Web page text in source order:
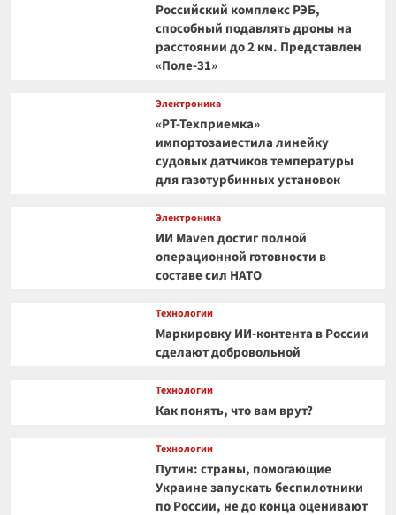
Российский комплекс РЭБ,
способный подавлять дроны на
расстоянии до 2 км. Представлен
«Поле-31»
Электроника
«РТ-Техприемка»
импортозаместила линейку
судовых датчиков температуры
для газотурбинных установок
Электроника
ИИ Maven достиг полной
операционной готовности в
составе сил НАТО
Технологии
Маркировку ИИ-контента в России
сделают добровольной
Технологии
Как понять, что вам врут?
Технологии
Путин: страны, помогающие
Украине запускать беспилотники
по России, не до конца оценивают